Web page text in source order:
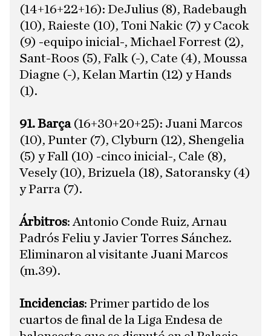
(14+16+22+16): DeJulius (8), Radebaugh
(10), Raieste (10), Toni Nakic (7) y Cacok
(9) -equipo inicial-, Michael Forrest (2),
Sant-Roos (5), Falk (-), Cate (4), Moussa
Diagne (-), Kelan Martin (12) y Hands
(1).
91. Barça(16+30+20+25): Juani Marcos
(10), Punter (7), Clyburn (12), Shengelia
(5) y Fall (10) -cinco inicial-, Cale (8),
Vesely (10), Brizuela (18), Satoransky (4)
y Parra (7).
Árbitros: Antonio Conde Ruiz, Arnau
Padrós Feliu y Javier Torres Sánchez.
Eliminaron al visitante Juani Marcos
(m.39).
Incidencias: Primer partido de los
cuartos de final de la Liga Endesa de